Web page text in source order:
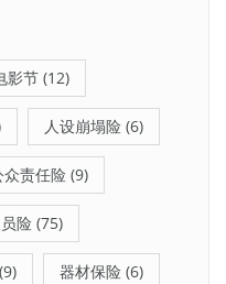
影节 (12)
人设崩塌险 (6)
众责任险 (9)
险 (75)
(9) 器材保险 (6)